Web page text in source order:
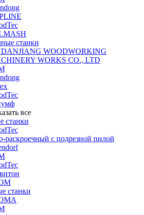
станки
WOODWORKING
WORKS CO., LTD
все
станки
раскроечный с подрезной пилой
станки